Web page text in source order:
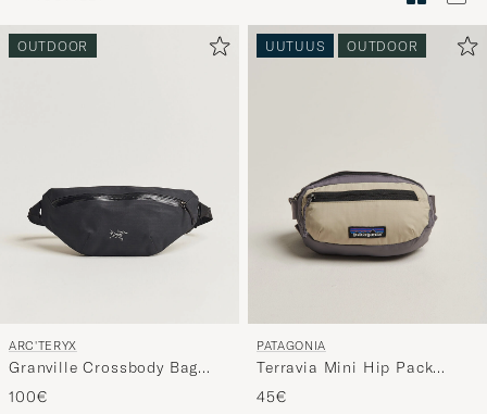
avulla
sopivan
lajittelun
tuotteille
OUTDOOR
ARC'TERYX
Granville Crossbody Bag
Black
100€
UUTUUS OUTDOOR
PATAGONIA
Terravia Mini Hip Pack
Weathered Stone
45€